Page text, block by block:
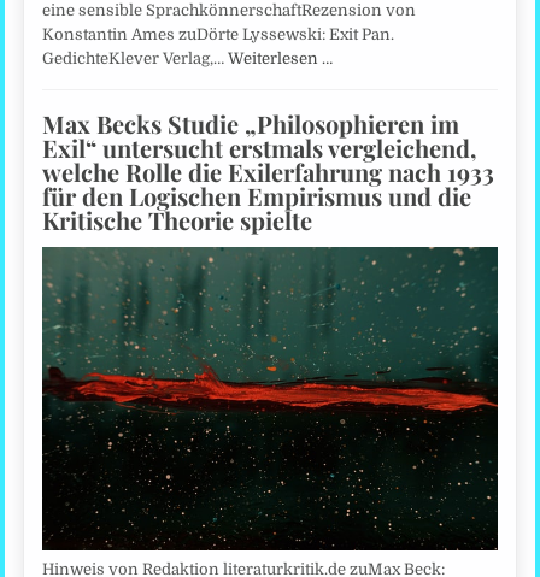
eine sensible SprachkönnerschaftRezension von
Konstantin Ames zuDörte Lyssewski: Exit Pan.
GedichteKlever Verlag,…Weiterlesen …
Max Becks Studie „Philosophieren im
Exil“ untersucht erstmals vergleichend,
welche Rolle die Exilerfahrung nach 1933
für den Logischen Empirismus und die
Kritische Theorie spielte
Hinweis von Redaktion literaturkritik.de zuMax Beck: